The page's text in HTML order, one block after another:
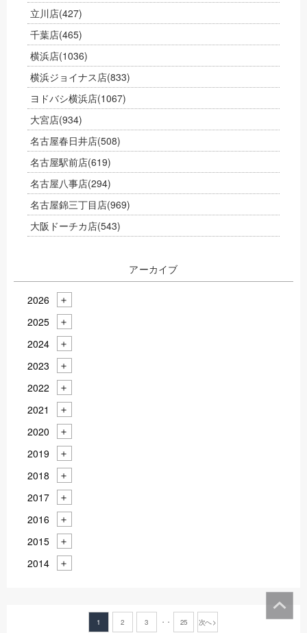
立川店(427)
千葉店(465)
横浜店(1036)
横浜ジョイナス店(833)
ヨドバシ横浜店(1067)
大宮店(934)
名古屋春日井店(508)
名古屋駅前店(619)
名古屋八事店(294)
名古屋錦三丁目店(969)
大阪ドーチカ店(543)
アーカイブ
2026
2025
2024
2023
2022
2021
2020
2019
2018
2017
2016
2015
2014
1 2 3 ・・ 25 次へ >